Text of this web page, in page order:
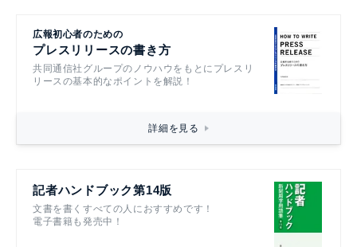
広報初心者のための
プレスリリースの書き方
共同通信社グループのノウハウをもとにプレスリ
リースの基本的なポイントを解説！
詳細を見る
記者ハンドブック第14版
文書を書くすべての人におすすめです！
電子書籍も発売中！